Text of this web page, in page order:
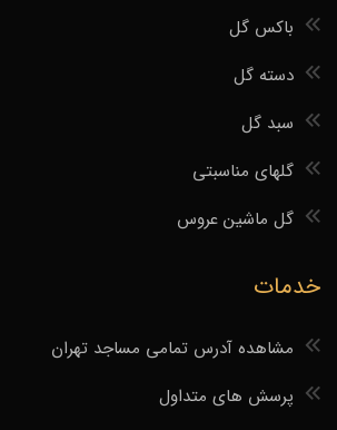
باکس گل
دسته گل
سبد گل
گلهای مناسبتی
گل ماشین عروس
خدمات
مشاهده آدرس تمامی مساجد تهران
پرسش های متداول